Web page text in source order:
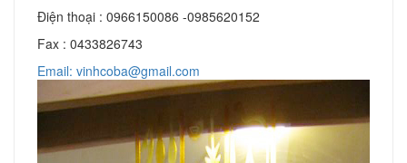
Điện thoại : 0966150086 -0985620152
Fax : 0433826743
Email: vinhcoba@gmail.com